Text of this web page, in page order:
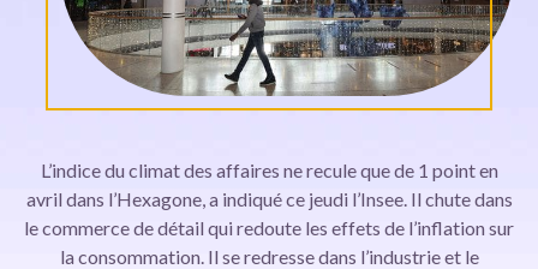
L’indice du climat des affaires ne recule que de 1 point en
avril dans l’Hexagone, a indiqué ce jeudi l’Insee. Il chute dans
le commerce de détail qui redoute les effets de l’inflation sur
la consommation. Il se redresse dans l’industrie et le